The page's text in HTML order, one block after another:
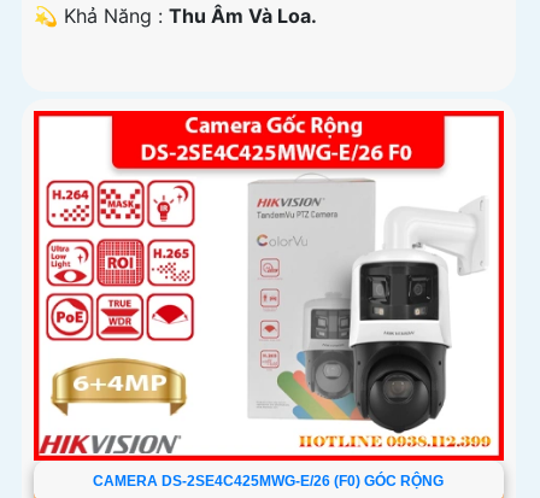
️💫 Khả Năng : Thu Âm Và Loa.
CAMERA DS-2SE4C425MWG-E/26 (F0) GÓC RỘNG